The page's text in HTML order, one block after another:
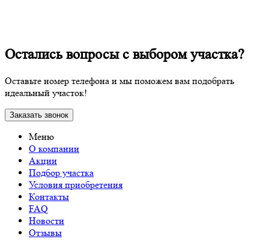
Остались вопросы с выбором участка?
Оставьте номер телефона и мы поможем вам подобрать
идеальный участок!
Заказать звонок
Меню
О компании
Акции
Подбор участка
Условия приобретения
Контакты
FAQ
Новости
Отзывы